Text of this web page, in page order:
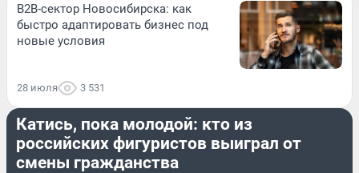
B2B-сектор Новосибирска: как
быстро адаптировать бизнес под
новые условия
28 июля 3 531
СПОРТ
Катись, пока молодой: кто из
российских фигуристов выиграл от
смены гражданства